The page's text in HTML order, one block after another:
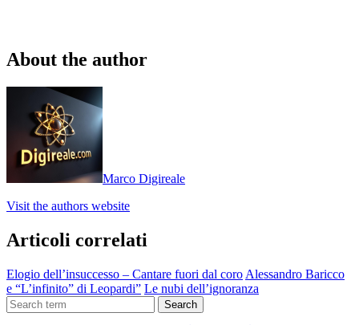
About the author
Marco Digireale
Visit the authors website
Articoli correlati
Elogio dell’insuccesso – Cantare fuori dal coro Alessandro Baricco
e “L’infinito” di Leopardi” Le nubi dell’ignoranza
Search